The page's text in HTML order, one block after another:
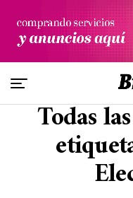
Todas